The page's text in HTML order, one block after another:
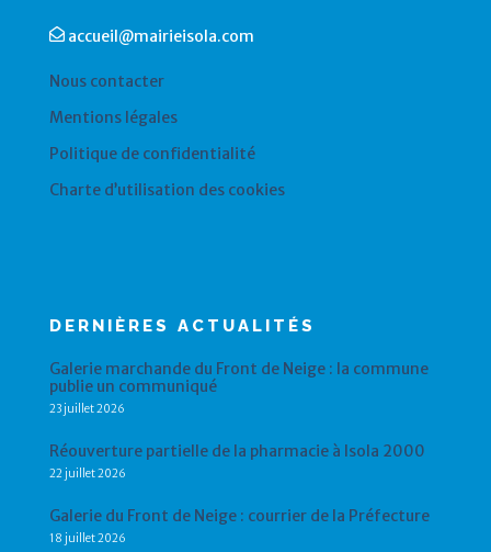
accueil@mairieisola.com
Nous contacter
Mentions légales
Politique de confidentialité
Charte d’utilisation des cookies
DERNIÈRES ACTUALITÉS
Galerie marchande du Front de Neige : la commune
publie un communiqué
23 juillet 2026
Réouverture partielle de la pharmacie à Isola 2000
22 juillet 2026
Galerie du Front de Neige : courrier de la Préfecture
18 juillet 2026